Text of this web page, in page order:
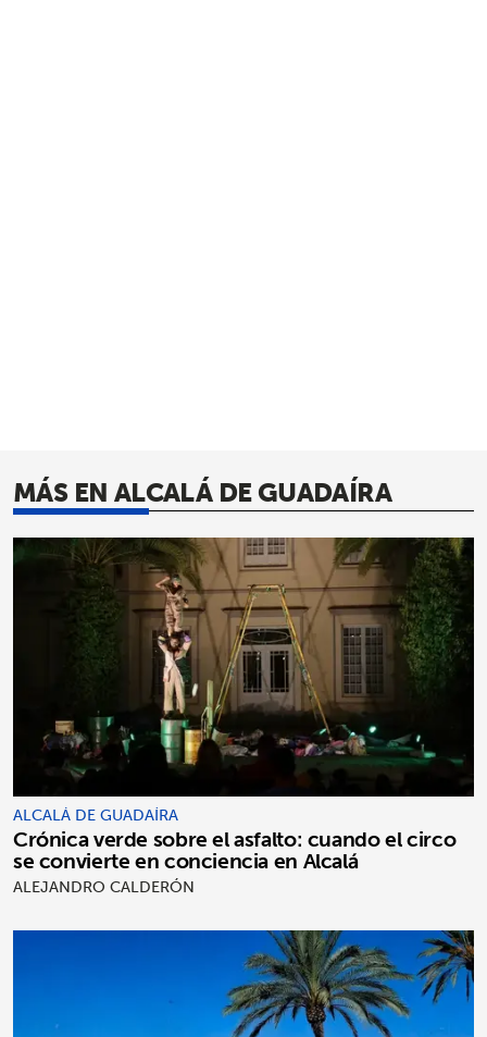
MÁS EN ALCALÁ DE GUADAÍRA
ALCALÁ DE GUADAÍRA
Crónica verde sobre el asfalto: cuando el circo
se convierte en conciencia en Alcalá
ALEJANDRO CALDERÓN